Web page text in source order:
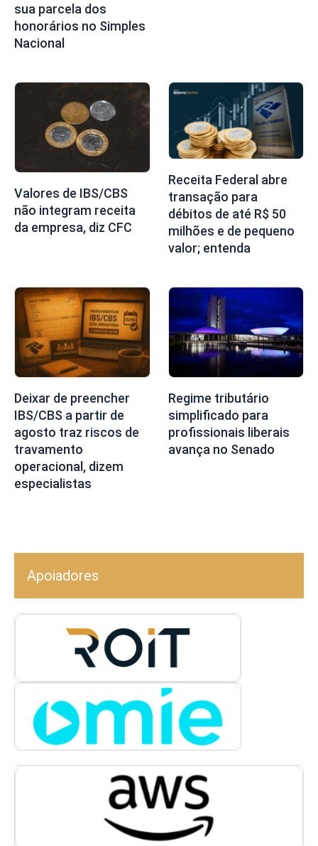
sua parcela dos
honorários no Simples
Nacional
Valores de IBS/CBS
não integram receita
da empresa, diz CFC
Receita Federal abre
transação para
débitos de até R$ 50
milhões e de pequeno
valor; entenda
Deixar de preencher
IBS/CBS a partir de
agosto traz riscos de
travamento
operacional, dizem
especialistas
Regime tributário
simplificado para
profissionais liberais
avança no Senado
Apoiadores